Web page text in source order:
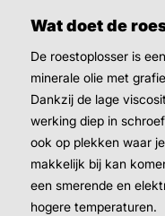
Wat doet de
De roestoplosser is
minerale olie met
Dankzij de lage
werking diep in
ook op plekken waar
makkelijk bij kan
een smerende en
hogere temperaturen.